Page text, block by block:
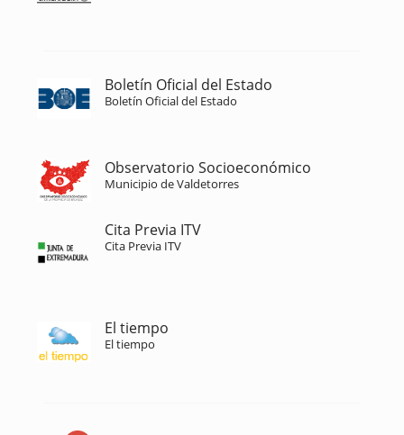
Boletín Oficial del Estado
Boletín Oficial del Estado
Observatorio Socioeconómico
Municipio de Valdetorres
Cita Previa ITV
Cita Previa ITV
El tiempo
El tiempo